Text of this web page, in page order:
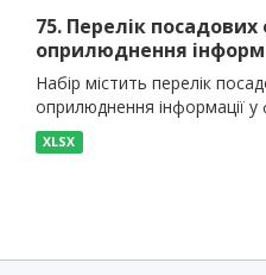
75. Перелік посадових
оприлюднення
Набір містить перелік
оприлюднення інформації у
XLSX